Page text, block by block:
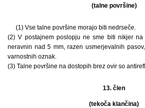
(talne površine)
(1) Vse talne površine morajo biti nedrseče.
(2) V postajnem poslopju ne sme biti nikjer
neravnin nad 5 mm, razen usmerjevalnih
varnostnih oznak.
(3) Talne površine na dostopih brez ovir so
13. člen
(tekoča klančina)